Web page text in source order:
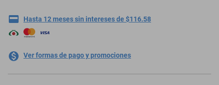
Hasta 12 meses sin intereses de $116.58
Ver formas de pago y promociones